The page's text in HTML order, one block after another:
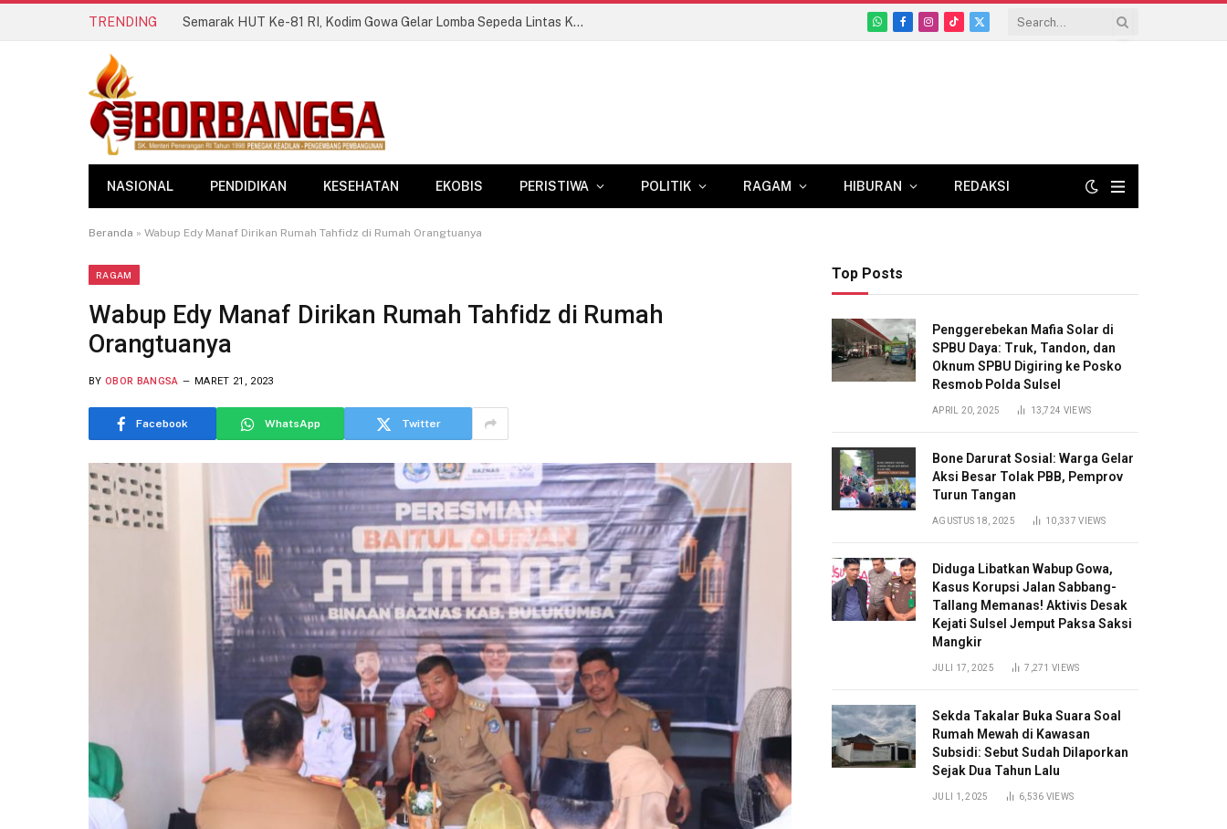
TRENDING Semarak HUT Ke-81 RI, Kodim Gowa Gelar Lomba Sepeda Lintas Kolam
WhatsApp
Facebook
Instagram
TikTok
X
NASIONAL PENDIDIKAN KESEHATAN EKOBIS PERISTIWA POLITIK RAGAM HIBURAN REDAKSI
Beranda » Wabup Edy Manaf Dirikan Rumah Tahfidz di Rumah Orangtuanya
RAGAM
Wabup Edy Manaf Dirikan Rumah Tahfidz di Rumah
Orangtuanya
BY OBOR BANGSA MARET 21, 2023
Facebook WhatsApp Twitter
Top Posts
Penggerebekan Mafia Solar di
SPBU Daya: Truk, Tandon, dan
Oknum SPBU Digiring ke Posko
Resmob Polda Sulsel
APRIL 20, 2025 13,724 VIEWS
Bone Darurat Sosial: Warga Gelar
Aksi Besar Tolak PBB, Pemprov
Turun Tangan
AGUSTUS 18, 2025 10,337VIEWS
Diduga Libatkan Wabup Gowa,
Kasus Korupsi Jalan Sabbang-
Tallang Memanas! Aktivis Desak
Kejati Sulsel Jemput Paksa Saksi
Mangkir
JULI 17, 2025 7,271VIEWS
Sekda Takalar Buka Suara Soal
Rumah Mewah di Kawasan
Subsidi: Sebut Sudah Dilaporkan
Sejak Dua Tahun Lalu
JULI 1, 2025 6,536 VIEWS